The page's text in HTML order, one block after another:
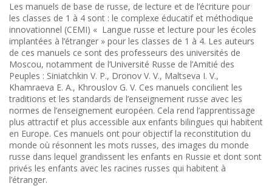
Les manuels de base de russe, de lecture et de l’écriture pour
les classes de 1 à 4 sont : le complexe éducatif et méthodique
innovationnel (CEMI) « Langue russe et lecture pour les écoles
implantées à l’étranger » pour les classes de 1 à 4. Les auteurs
de ces manuels ce sont des professeurs des universités de
Moscou, notamment de l’Université Russe de l’Amitié des
Peuples : Siniatchkin V. P., Dronov V. V., Maltseva I. V.,
Khamraeva E. A., Khrouslov G. V. Ces manuels concilient les
traditions et les standards de l’enseignement russe avec les
normes de l’enseignement européen. Cela rend l’apprentissage
plus attractif et plus accessible aux enfants bilingues qui habitent
en Europe. Ces manuels ont pour objectif la reconstitution du
monde où résonnent les mots russes, des images du monde
russe dans lequel grandissent les enfants en Russie et dont sont
privés les enfants avec les racines russes qui habitent à
l’étranger.